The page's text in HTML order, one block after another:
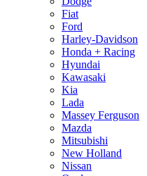
Fiat
Ford
Harley-Davidson
Honda + Racing
Hyundai
Kawasaki
Kia
Lada
Massey Ferguson
Mazda
Mitsubishi
New Holland
Nissan